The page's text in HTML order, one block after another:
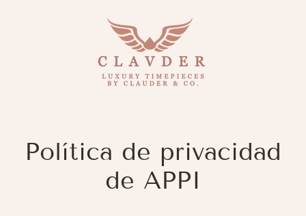
Política de privacidad
de APPI